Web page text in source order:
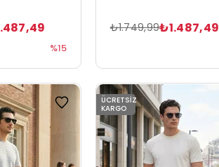
%15
₺1.487,49
₺1.749,99
ÜCRETSIZ
KARGO